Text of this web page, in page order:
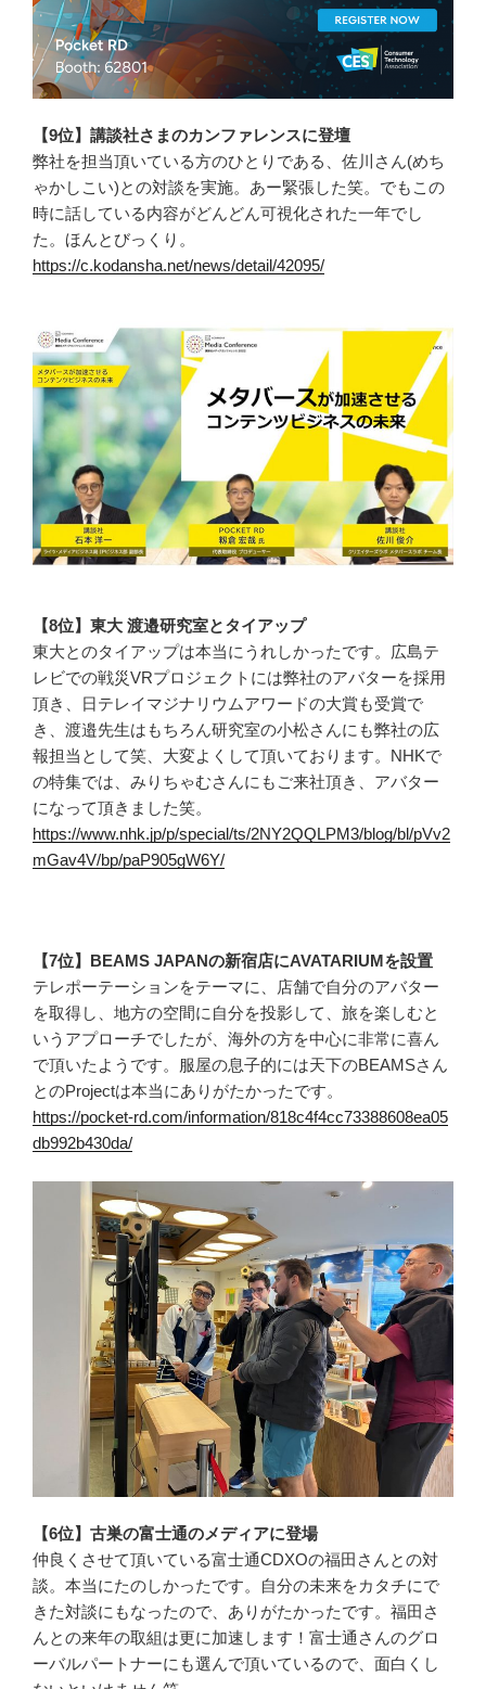
【9位】講談社さまのカンファレンスに登壇
弊社を担当頂いている方のひとりである、佐川さん(めち
ゃかしこい)との対談を実施。あー緊張した笑。でもこの
時に話している内容がどんどん可視化された一年でし
た。ほんとびっくり。
https://c.kodansha.net/news/detail/42095/
【8位】東大 渡邉研究室とタイアップ
東大とのタイアップは本当にうれしかったです。広島テ
レビでの戦災VRプロジェクトには弊社のアバターを採用
頂き、日テレイマジナリウムアワードの大賞も受賞で
き、渡邉先生はもちろん研究室の小松さんにも弊社の広
報担当として笑、大変よくして頂いております。NHKで
の特集では、みりちゃむさんにもご来社頂き、アバター
になって頂きました笑。
https://www.nhk.jp/p/special/ts/2NY2QQLPM3/blog/bl/pVv2
mGav4V/bp/paP905gW6Y/
【7位】BEAMS JAPANの新宿店にAVATARIUMを設置
テレポーテーションをテーマに、店舗で自分のアバター
を取得し、地方の空間に自分を投影して、旅を楽しむと
いうアプローチでしたが、海外の方を中心に非常に喜ん
で頂いたようです。服屋の息子的には天下のBEAMSさん
とのProjectは本当にありがたかったです。
https://pocket-rd.com/information/818c4f4cc73388608ea05
db992b430da/
【6位】古巣の富士通のメディアに登場
仲良くさせて頂いている富士通CDXOの福田さんとの対
談。本当にたのしかったです。自分の未来をカタチにで
きた対談にもなったので、ありがたかったです。福田さ
んとの来年の取組は更に加速します！富士通さんのグロ
ーバルパートナーにも選んで頂いているので、面白くし